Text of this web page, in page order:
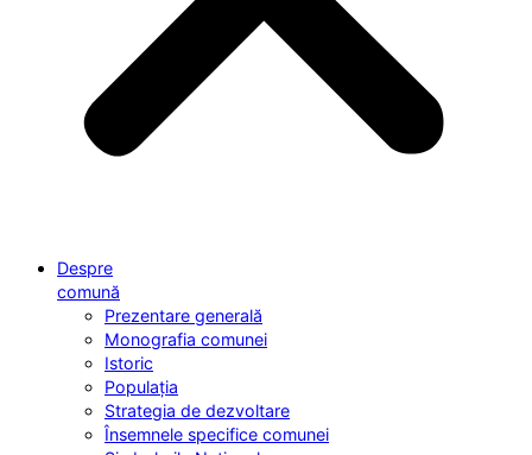
Despre
comună
Prezentare generală
Monografia comunei
Istoric
Populația
Strategia de dezvoltare
Însemnele specifice comunei